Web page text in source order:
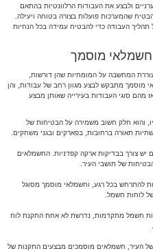
ולבצע את העבודות הרלוונטיות בהתאם
שהמערכות פועלות בצורה בטוחה ויעילה.
תהליך העבודה כדי להבטיח עמידה בכל הנחיות
חשמלאי מוסמך
המחשבה על המומחיות שהן דורשות,
מוסמך מתבקש לבצע מגוון רחב של עבודות, והן
מהם סוגי העבודות בעירייה שאותן מבצע
והוא חלק חשוב משמירה על הבטיחות של
תאורה ברחובות, בפארקים ובגני משחקים.
יש צורך בבדיקות ארקה קפדניות. החשמלאים
של תושבי העיר.
להתרחש בכל רגע, וחשמלאי מוסמך מסוגל
לוחות חשמל.
חשמל מתקדמות, נדרשת לא אחת התקנת לוח
של העיר, חשמלאים מוסמכים מבצעים התקנות של